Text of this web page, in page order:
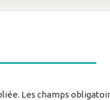
Les champs